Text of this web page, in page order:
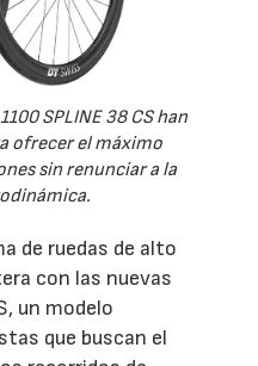
SPLINE 38 CS han
ofrecer el máximo
sin renunciar a la
de ruedas de alto
con las nuevas
un modelo
que buscan el